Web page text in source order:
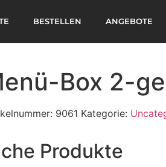
BESTELLEN ANGEBOTE
Box 2-
9061 Kategorie:
Produkte